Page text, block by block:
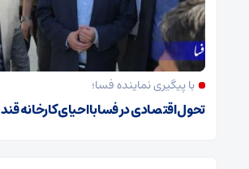
با پیگیری نماینده فسا؛
تحول اقتصادی در فسا با احیای کارخانه قند